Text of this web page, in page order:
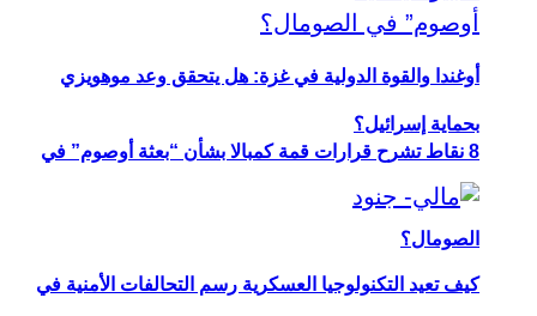
8 نقاط تشرح قرارات قمة كمبالا بشأن “بعثة أوصوم” في
الصومال؟
أوغندا والقوة الدولية في غزة: هل يتحقق وعد موهويزي
بحماية إسرائيل؟
كيف تعيد التكنولوجيا العسكرية رسم التحالفات الأمنية في